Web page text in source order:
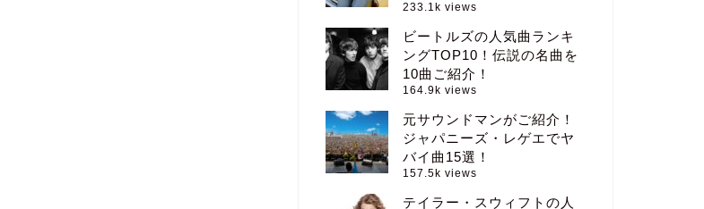
233.1k views
ビートルズの人気曲ランキ
ングTOP10！伝説の名曲を
10曲ご紹介！
164.9k views
元サウンドマンがご紹介！
ジャパニーズ・レゲエでヤ
バイ曲15選！
157.5k views
テイラー・スウィフトの人